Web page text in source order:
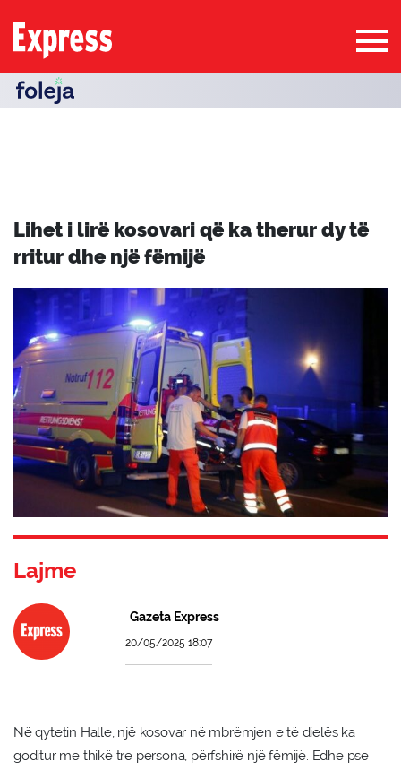
Lihet i lirë kosovari që ka therur dy të
rritur dhe një fëmijë
Lajme
Gazeta Express
20/05/2025 18:07
Në qytetin Halle, një kosovar në mbrëmjen e të dielës ka
goditur me thikë tre persona, përfshirë një fëmijë. Edhe pse